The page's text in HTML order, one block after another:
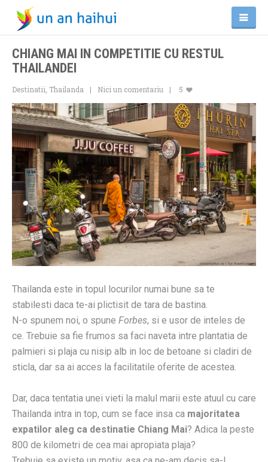
CHIANG MAI IN COMPETITIE CU RESTUL
THAILANDEI
Destinatii Thailanda Nici un comentariu 5
Thailanda este in topul locurilor numai bune sa te
stabilesti daca te-ai plictisit de tara de bastina.
N-o spunem noi, o spune Forbes, si e usor de inteles de
ce. Trebuie sa fie frumos sa faci naveta intre plantatia de
palmieri si plaja cu nisip alb in loc de betoane si cladiri de
sticla, dar sa ai acces la facilitatile oferite de acestea.
Dar, daca tentatia unei vieti la malul marii este atuul cu care
Thailanda intra in top, cum se face insa ca majoritatea
expatilor aleg ca destinatie Chiang Mai? Adica la peste
800 de kilometri de cea mai apropiata plaja?